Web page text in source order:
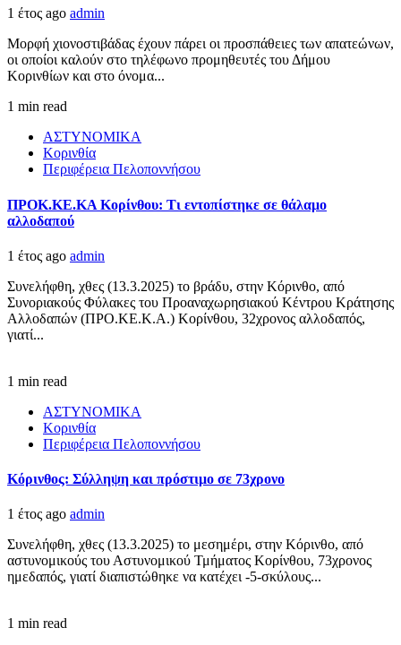
1 έτος ago admin
Μορφή χιονοστιβάδας έχουν πάρει οι προσπάθειες των απατεώνων,
οι οποίοι καλούν στο τηλέφωνο προμηθευτές του Δήμου
Κορινθίων και στο όνομα...
1 min read
ΑΣΤΥΝΟΜΙΚΑ
Κορινθία
Περιφέρεια Πελοποννήσου
ΠΡΟΚ.ΚΕ.ΚΑ Κορίνθου: Τι εντοπίστηκε σε θάλαμο
αλλοδαπού
1 έτος ago admin
Συνελήφθη, χθες (13.3.2025) το βράδυ, στην Κόρινθο, από
Συνοριακούς Φύλακες του Προαναχωρησιακού Κέντρου Κράτησης
Αλλοδαπών (ΠΡΟ.ΚΕ.Κ.Α.) Κορίνθου, 32χρονος αλλοδαπός,
γιατί...
1 min read
ΑΣΤΥΝΟΜΙΚΑ
Κορινθία
Περιφέρεια Πελοποννήσου
Κόρινθος: Σύλληψη και πρόστιμο σε 73χρονο
1 έτος ago admin
Συνελήφθη, χθες (13.3.2025) το μεσημέρι, στην Κόρινθο, από
αστυνομικούς του Αστυνομικού Τμήματος Κορίνθου, 73χρονος
ημεδαπός, γιατί διαπιστώθηκε να κατέχει -5-σκύλους...
1 min read